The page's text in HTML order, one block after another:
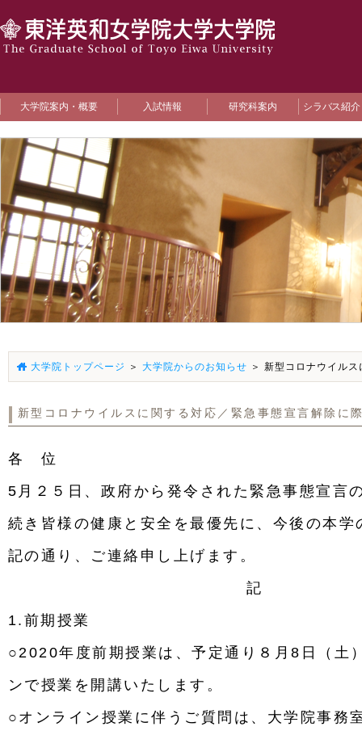
大学院案内・概要 入試情報 研究科案内 シラバス紹
大学院トップページ ＞ 大学院からのお知らせ ＞ 新型コロナウイル
新型コロナウイルスに関する対応／緊急事態宣言解除に
各 位
5月２５日、政府から発令された緊急事態宣言
続き皆様の健康と安全を最優先に、今後の本学
記の通り、ご連絡申し上げます。
記
1.前期授業
○2020年度前期授業は、予定通り８月8 日（土
ンで授業を開講いたします。
○オンライン授業に伴うご質問は、大学院事務